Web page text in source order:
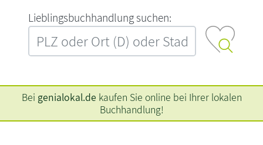
L‍i‍e‍b‍l‍i‍n‍g‍s‍b‍u‍c‍h‍h‍a‍n‍d‍l‍u‍n‍g‍ ‍s‍u‍c‍h‍e‍n‍:‍
Bei genialokal.de kaufen Sie online bei Ihrer lokalen
Buchhandlung!